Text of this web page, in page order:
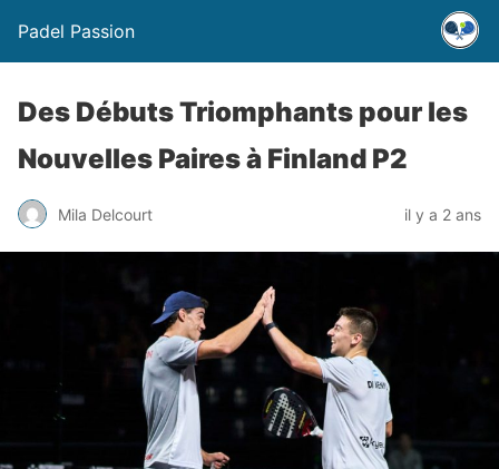
Padel Passion
Des Débuts Triomphants pour les
Nouvelles Paires à Finland P2
Mila Delcourt il y a 2 ans